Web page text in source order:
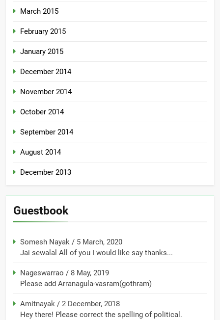
March 2015
February 2015
January 2015
December 2014
November 2014
October 2014
September 2014
August 2014
December 2013
Guestbook
Somesh Nayak / 5 March, 2020
Jai sewalal All of you I would like say thanks...
Nageswarrao / 8 May, 2019
Please add Arranagula-vasram(gothram)
Amitnayak / 2 December, 2018
Hey there! Please correct the spelling of political.